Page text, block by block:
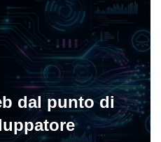
dal punto di